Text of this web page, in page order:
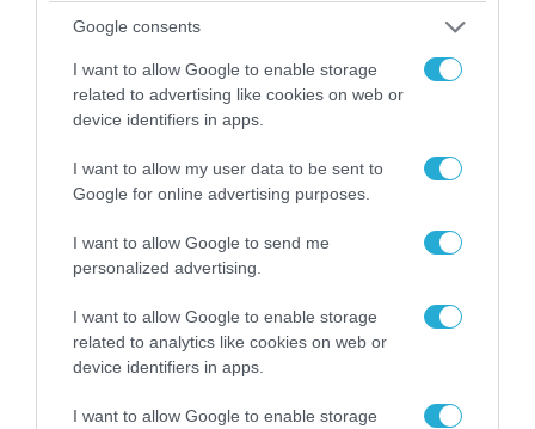
Google consents
I want to allow Google to enable storage
related to advertising like cookies on web or
device identifiers in apps.
I want to allow my user data to be sent to
Google for online advertising purposes.
I want to allow Google to send me
personalized advertising.
I want to allow Google to enable storage
related to analytics like cookies on web or
device identifiers in apps.
I want to allow Google to enable storage
07.08.2026 | 02:02
αποσπάσουμε τους Σέρβους από το
στρατόπεδο της Ρωσίας»